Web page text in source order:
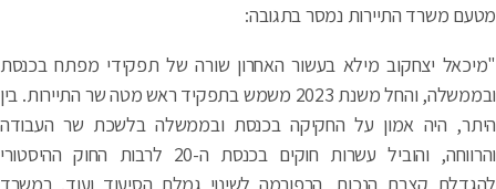
משרד התיירות נמסר בתגובה:
יצחקוב מילא בעשור האחרון שורה של תפקידי מפתח בכנסת
ובממשלה, והחל משנת 2023 משמש בתפקיד ראש מטה שר התיירות. בין
היה אמון על החקיקה בכנסת ובממשלה בלשכת שר העבודה
והרווחה, והוביל עשרות חוקים בכנסת ה-20 לרבות החוק ההיסטורי